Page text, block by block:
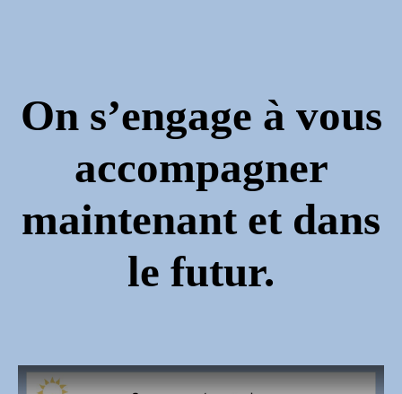
On s’engage à vous
accompagner
maintenant et dans
le futur.